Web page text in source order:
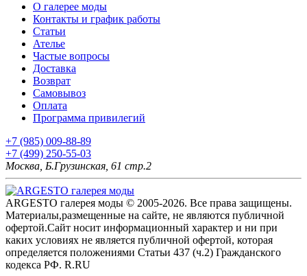
О галерее моды
Контакты и график работы
Статьи
Ателье
Частые вопросы
Доставка
Возврат
Самовывоз
Оплата
Программа привилегий
+7 (985) 009-88-89
+7 (499) 250-55-03
Москва, Б.Грузинская, 61 стр.2
ARGESTO галерея моды © 2005-2026. Все права защищены.
Материалы,размещенные на сайте, не являются публичной
офертой.Сайт носит информационный характер и ни при
каких условиях не является публичной офертой, которая
определяется положениями Статьи 437 (ч.2) Гражданского
кодекса РФ. R.RU